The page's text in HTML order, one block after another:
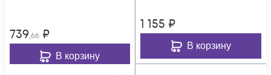
739,66 ₽
В корзину
1 155 ₽
В корзину